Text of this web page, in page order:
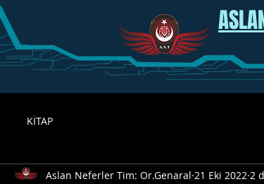
KİTAP
Aslan Neferler Tim: Or.Genaral 21 Eki 2022 2